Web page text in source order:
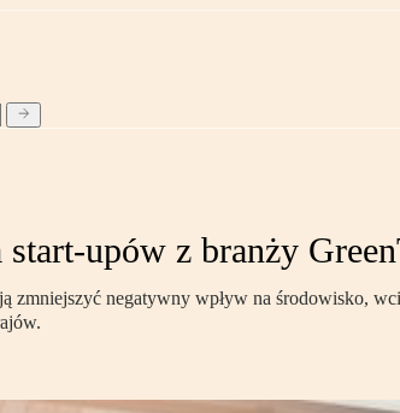
start-upów z branży
zmniejszyć negatywny wpływ na środowisko,